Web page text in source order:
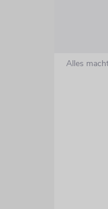
Alles